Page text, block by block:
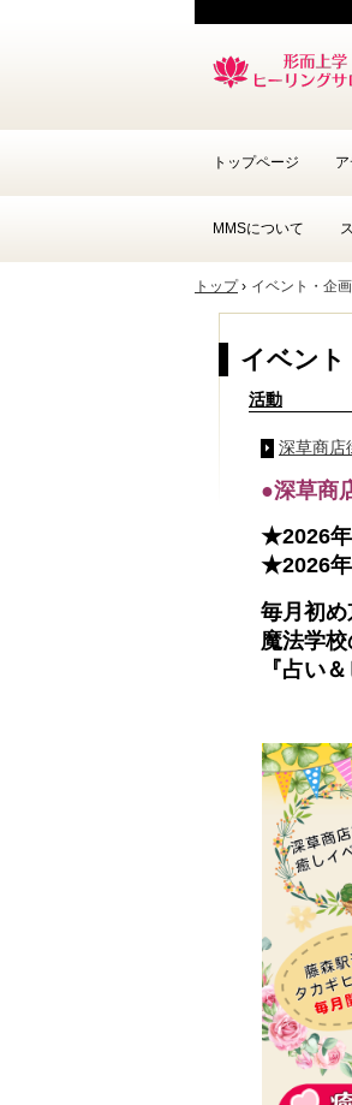
トップページ
MMSについて
トップ イベント・企画
イベント
活動
深草商店
●深草商
★2026年
★2026年
毎月初
魔法学
『占い